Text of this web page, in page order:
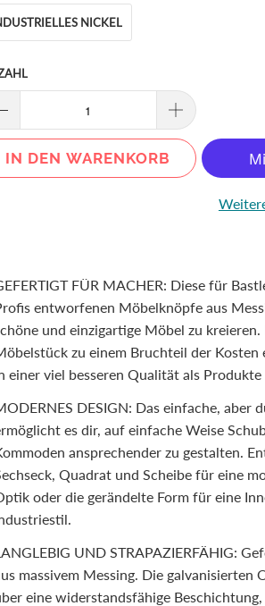
NICKEL
IN DEN WARENKORB
FÜR MACHER: Diese für
entworfenen Möbelknöpfe aus
und einzigartige Möbel zu kreieren.
zu einem Bruchteil der Kosten
einer viel besseren Qualität als
DESIGN: Das einfache, aber
es dir, auf einfache Weise
ansprechender zu gestalten.
Quadrat und Scheibe für eine
oder die gerändelte Form für eine
UND STRAPAZIERFÄHIG:
massivem Messing. Die galvanisierten
eine widerstandsfähige